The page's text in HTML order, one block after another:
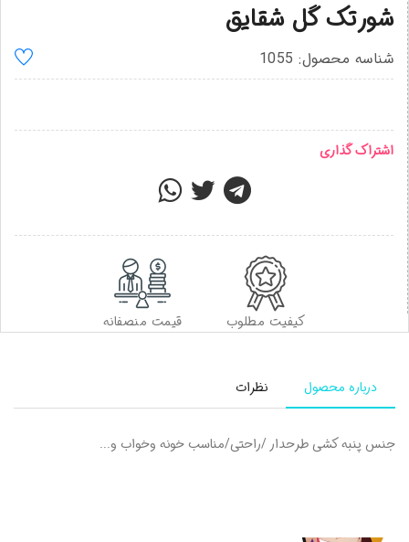
شورتک گل شقایق
شناسه محصول: 1055
اشتراک گذاری
قیمت منصفانه کیفیت مطلوب
درباره محصول نظرات
جنس پنبه کشی طرحدار /راحتی/مناسب خونه وخواب و...